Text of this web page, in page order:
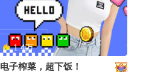
1.4万
电子榨菜，超下饭！